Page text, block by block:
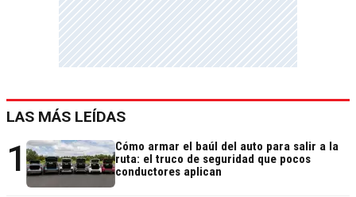
LAS MÁS LEÍDAS
1
Cómo armar el baúl del auto para salir a la
ruta: el truco de seguridad que pocos
conductores aplican